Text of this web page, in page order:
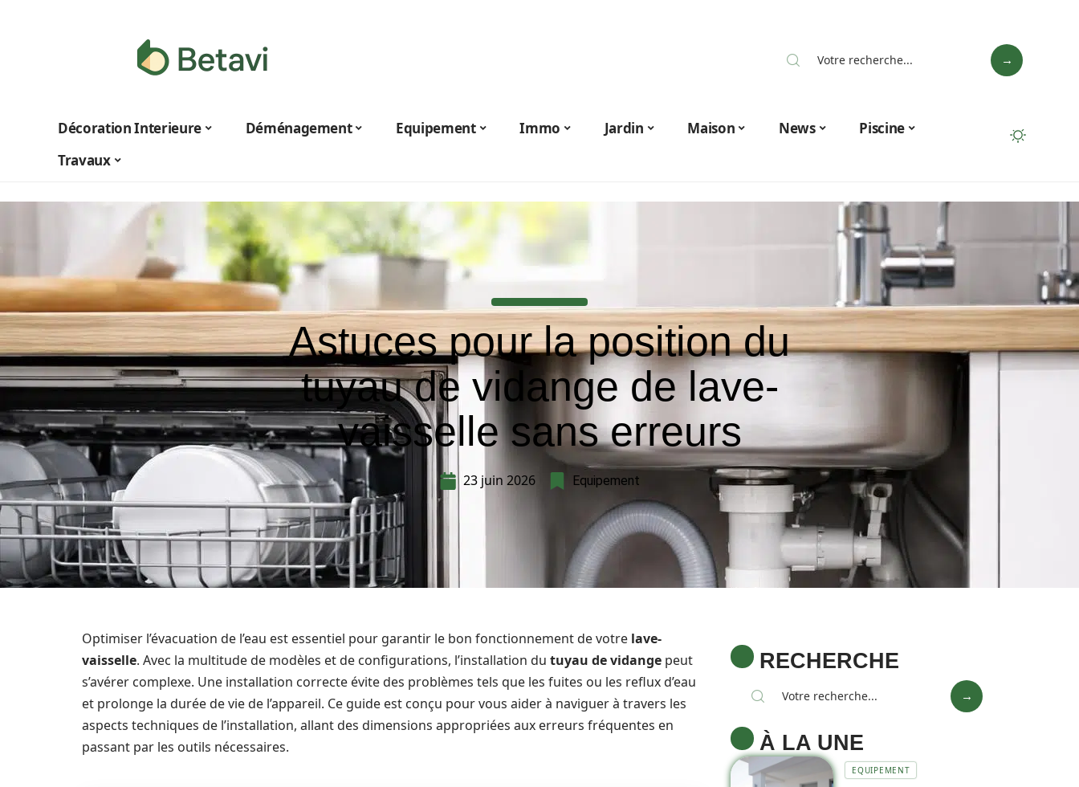
Décoration Interieure Déménagement Equipement Immo Jardin Maison News
Piscine
Travaux
Astuces pour la position du
tuyau de vidange de lave-
vaisselle sans erreurs
23 juin 2026 Equipement
Optimiser l’évacuation de l’eau est essentiel pour garantir le bon fonctionnement de votre lave-
vaisselle. Avec la multitude de modèles et de configurations, l’installation du tuyau de vidange peut
s’avérer complexe. Une installation correcte évite des problèmes tels que les fuites ou les reflux d’eau
et prolonge la durée de vie de l’appareil. Ce guide est conçu pour vous aider à naviguer à travers les
aspects techniques de l’installation, allant des dimensions appropriées aux erreurs fréquentes en
passant par les outils nécessaires.
RECHERCHE
À LA UNE
EQUIPEMENT